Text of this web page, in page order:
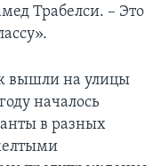
Трабелси. – Это
вышли на улицы
началось
в разных